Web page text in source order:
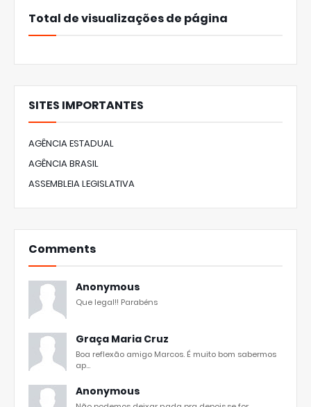
Total de visualizações de página
SITES IMPORTANTES
AGÊNCIA ESTADUAL
AGÊNCIA BRASIL
ASSEMBLEIA LEGISLATIVA
Comments
Anonymous
Que legal!! Parabéns
Graça Maria Cruz
Boa reflexão amigo Marcos. É muito bom sabermos
ap...
Anonymous